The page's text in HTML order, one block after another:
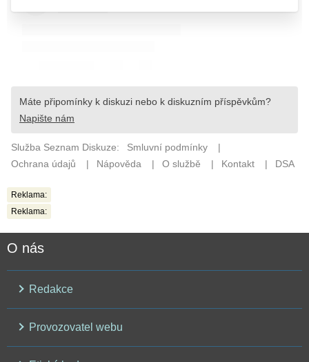
Reklama:
Reklama:
O nás
Redakce
Provozovatel webu